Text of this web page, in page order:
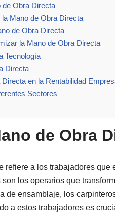
Obra Directa
Mano de Obra Directa
de Obra Directa
la Mano de Obra Directa
Tecnología
Directa
en la Rentabilidad
Sectores
de Obra
refiere a los trabajadores que
los operarios que
de ensamblaje, los
a estos trabajadores es